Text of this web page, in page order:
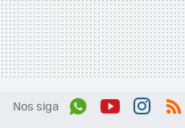
Nos siga